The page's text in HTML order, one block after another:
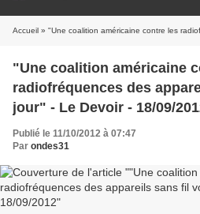
Accueil » "Une coalition américaine contre les radiofréquences des
"Une coalition américaine
radiofréquences des
jour" - Le Devoir - 18/09/
Publié le 11/10/2012 à 07:47
Par ondes31